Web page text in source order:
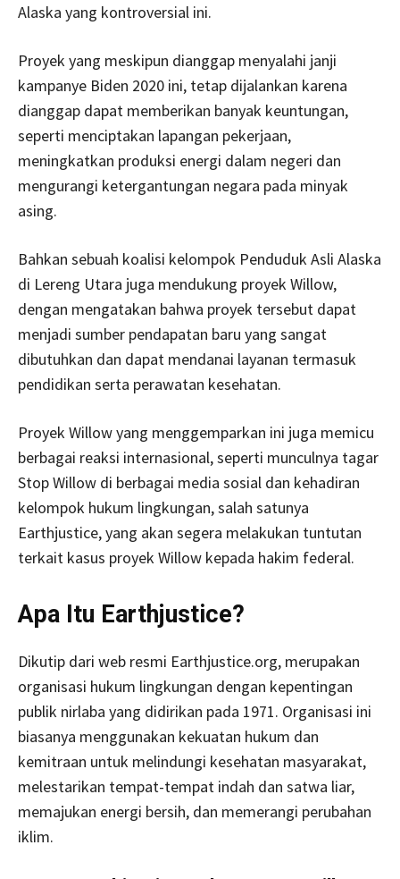
Alaska yang kontroversial ini.
Proyek yang meskipun dianggap menyalahi janji
kampanye Biden 2020 ini, tetap dijalankan karena
dianggap dapat memberikan banyak keuntungan,
seperti menciptakan lapangan pekerjaan,
meningkatkan produksi energi dalam negeri dan
mengurangi ketergantungan negara pada minyak
asing.
Bahkan sebuah koalisi kelompok Penduduk Asli Alaska
di Lereng Utara juga mendukung proyek Willow,
dengan mengatakan bahwa proyek tersebut dapat
menjadi sumber pendapatan baru yang sangat
dibutuhkan dan dapat mendanai layanan termasuk
pendidikan serta perawatan kesehatan.
Proyek Willow yang menggemparkan ini juga memicu
berbagai reaksi internasional, seperti munculnya tagar
Stop Willow di berbagai media sosial dan kehadiran
kelompok hukum lingkungan, salah satunya
Earthjustice, yang akan segera melakukan tuntutan
terkait kasus proyek Willow kepada hakim federal.
Apa Itu Earthjustice?
Dikutip dari web resmi Earthjustice.org, merupakan
organisasi hukum lingkungan dengan kepentingan
publik nirlaba yang didirikan pada 1971. Organisasi ini
biasanya menggunakan kekuatan hukum dan
kemitraan untuk melindungi kesehatan masyarakat,
melestarikan tempat-tempat indah dan satwa liar,
memajukan energi bersih, dan memerangi perubahan
iklim.